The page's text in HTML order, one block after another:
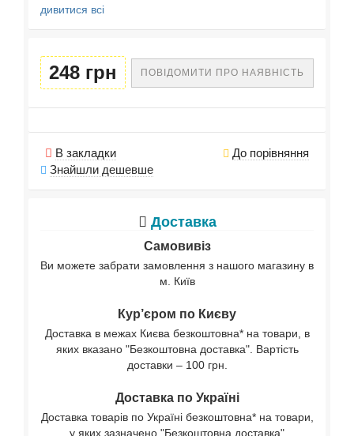
дивитися всі
248 грн ПОВІДОМИТИ ПРО НАЯВНІСТЬ
В закладки
До порівняння
Знайшли дешевше
Доставка
Самовивіз
Ви можете забрати замовлення з нашого магазину в
м. Київ
Кур’єром по Києву
Доставка в межах Києва безкоштовна* на товари, в
яких вказано "Безкоштовна доставка". Вартість
доставки – 100 грн.
Доставка по Україні
Доставка товарів по Україні безкоштовна* на товари,
у яких зазначено "Безкоштовна доставка"